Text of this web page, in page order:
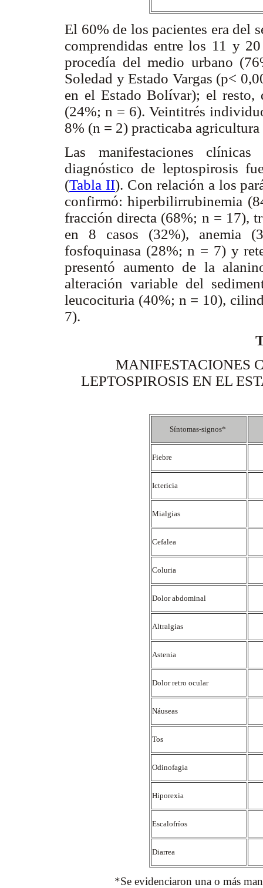
El 60% de los pacientes era del
comprendidas entre los 11 y
procedía del medio urbano
Soledad y Estado Vargas (p<
en el Estado Bolívar); el resto,
(24%; n = 6). Veintitrés
8% (n = 2) practicaba
Las manifestaciones
diagnóstico de leptospirosis
(Tabla II). Con relación a los
confirmó: hiperbilirrubinemia
fracción directa (68%; n = 17),
en 8 casos (32%), anemia
fosfoquinasa (28%; n = 7) y
presentó aumento de la
alteración variable del
leucocituria (40%; n = 10),
7).
MANIFESTACIONES
LEPTOSPIROSIS EN EL
Síntomas-signos*
Fiebre
Ictericia
Mialgias
Cefalea
Coluria
Dolor abdominal
Altralgias
Astenia
Dolor retro ocular
Náuseas
Tos
Odinofagia
Hiporexia
Escalofríos
Diarrea
*Se evidenciaron una o más